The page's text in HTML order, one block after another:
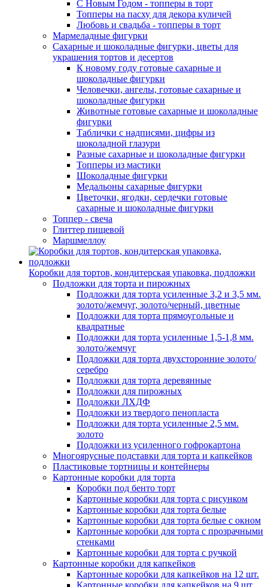
С Новым Годом - топперы в торт
Топперы на пасху для декора куличей
Любовь и свадьба - топперы в торт
Мармеладные фигурки
Сахарные и шоколадные фигурки, цветы для
украшения тортов и десертов
К новому году готовые сахарные и
шоколадные фигурки
Человечки, ангелы, готовые сахарные и
шоколадные фигурки
Животные готовые сахарные и шоколадные
фигурки
Таблички с надписями, цифры из
шоколадной глазури
Разные сахарные и шоколадные фигурки
Топперы из мастики
Шоколадные фигурки
Медальоны сахарные фигурки
Цветочки, ягодки, сердечки готовые
сахарные и шоколадные фигурки
Топпер - свеча
Глиттер пищевой
Маршмеллоу
Коробки для тортов, кондитерская упаковка, подложки
Подложки для торта и пирожных
Подложки для торта усиленные 3,2 и 3,5 мм.
золото/жемчуг, золото/черный, цветные
Подложки для торта прямоугольные и
квадратные
Подложки для торта усиленные 1,5-1,8 мм.
золото/жемчуг
Подложки для торта двухсторонние золото/
серебро
Подложки для торта деревянные
Подложки для пирожных
Подложки ЛХДФ
Подложки из твердого пенопласта
Подложки для торта усиленные 2,5 мм.
золото
Подложки из усиленного гофрокартона
Многоярусные подставки для торта и капкейков
Пластиковые тортницы и контейнеры
Картонные коробки для торта
Коробки под бенто торт
Картонные коробки для торта с рисунком
Картонные коробки для торта белые
Картонные коробки для торта белые с окном
Картонные коробки для торта с прозрачными
стенками
Картонные коробки для торта с ручкой
Картонные коробки для капкейков
Картонные коробки для капкейков на 12 шт.
Картонные коробки для капкейков на 9 шт.